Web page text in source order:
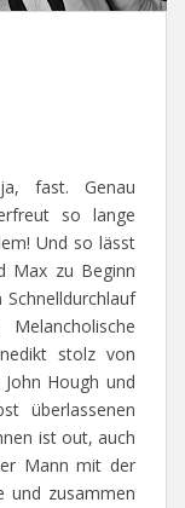
fast. Genau
so lange
Und so lässt
Max zu Beginn
stolz von
Hough und
überlassenen
ist out, auch
Mann mit der
und zusammen